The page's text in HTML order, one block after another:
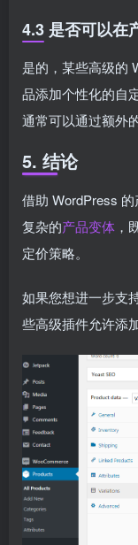
4.3 是否可以在
是的，某些高级的
品添加个性化的自
通常可以通过额外
5. 结论
借助 WordPress 的
复杂的产品变体 ，
定价策略。
如果您想进一步支
些高级插件允许添